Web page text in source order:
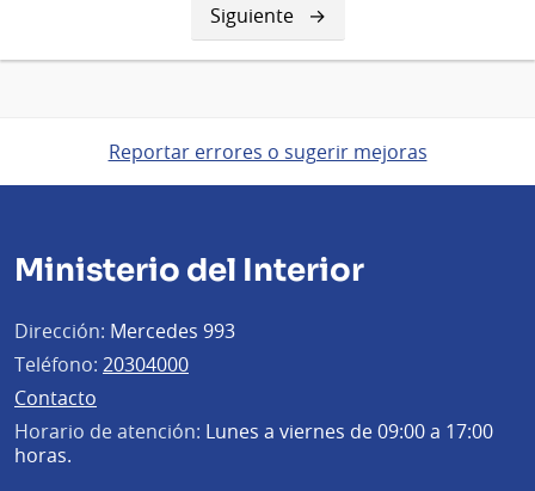
Siguiente
página
Siguiente
Reportar errores o sugerir mejoras
Ministerio del Interior
Dirección: Mercedes 993
Teléfono: 20304000
Contacto
Horario de atención: Lunes a viernes de 09:00 a 17:00
horas.